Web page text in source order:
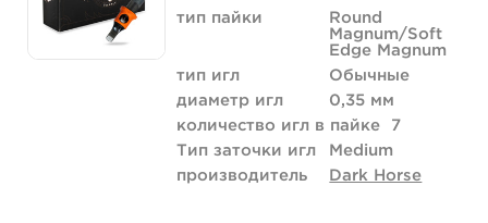
тип пайки
Round
Magnum/Soft
Edge Magnum
тип игл
Обычные
диаметр игл
0,35 мм
количество игл в пайке
7
Тип заточки игл
Medium
производитель
Dark Horse